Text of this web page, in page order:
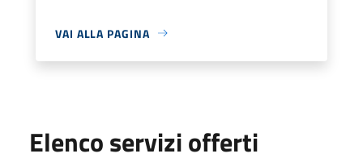
VAI ALLA PAGINA
Elenco servizi offerti